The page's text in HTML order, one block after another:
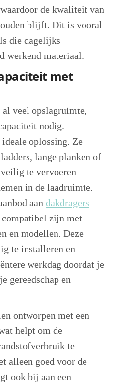
de kwaliteit van
blijft. Dit is vooral
die dagelijks
werkend materiaal.
met
veel opslagruimte,
nodig.
oplossing. Ze
lange planken of
te vervoeren
in de laadruimte.
aan dakdragers
compatibel zijn met
en modellen. Deze
te installeren en
werkdag doordat je
gereedschap en
ontworpen met een
helpt om de
te
alleen goed voor de
ook bij aan een